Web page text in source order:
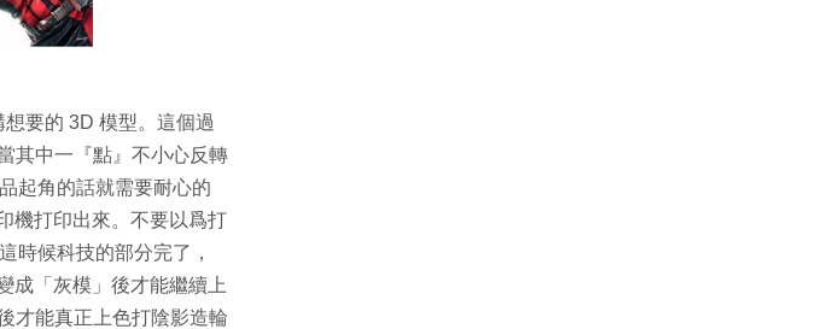
要的 3D 模型。這個過
其中一『點』不小心反轉
起角的話就需要耐心的
機打印出來。不要以爲打
時候科技的部分完了，
成「灰模」後才能繼續上
才能真正上色打陰影造輪